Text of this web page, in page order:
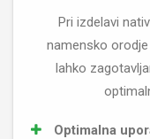
Pri izdelavi
namensko
lahko
Optimalna